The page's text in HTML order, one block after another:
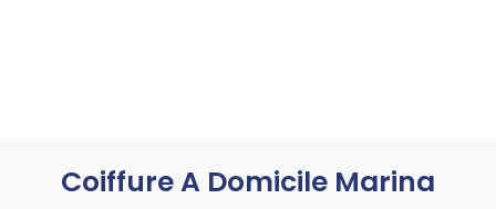
Coiffure A Domicile Marina